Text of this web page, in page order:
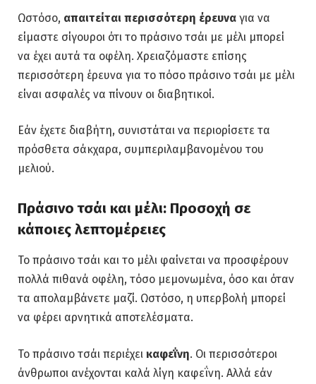
Ωστόσο, απαιτείται περισσότερη έρευνα για να
είμαστε σίγουροι ότι το πράσινο τσάι με μέλι μπορεί
να έχει αυτά τα οφέλη. Χρειαζόμαστε επίσης
περισσότερη έρευνα για το πόσο πράσινο τσάι με μέλι
είναι ασφαλές να πίνουν οι διαβητικοί.
Εάν έχετε διαβήτη, συνιστάται να περιορίσετε τα
πρόσθετα σάκχαρα, συμπεριλαμβανομένου του
μελιού.
Πράσινο τσάι και μέλι: Προσοχή σε
κάποιες λεπτομέρειες
Το πράσινο τσάι και το μέλι φαίνεται να προσφέρουν
πολλά πιθανά οφέλη, τόσο μεμονωμένα, όσο και όταν
τα απολαμβάνετε μαζί. Ωστόσο, η υπερβολή μπορεί
να φέρει αρνητικά αποτελέσματα.
Το πράσινο τσάι περιέχει καφεΐνη. Οι περισσότεροι
άνθρωποι ανέχονται καλά λίγη καφεΐνη. Αλλά εάν